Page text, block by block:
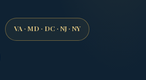
VA · MD · DC · NJ · NY